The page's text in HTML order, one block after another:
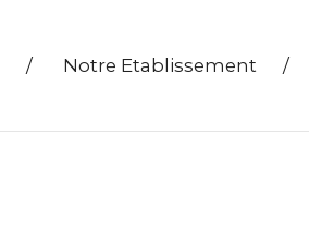
/ Notre Etablissement /